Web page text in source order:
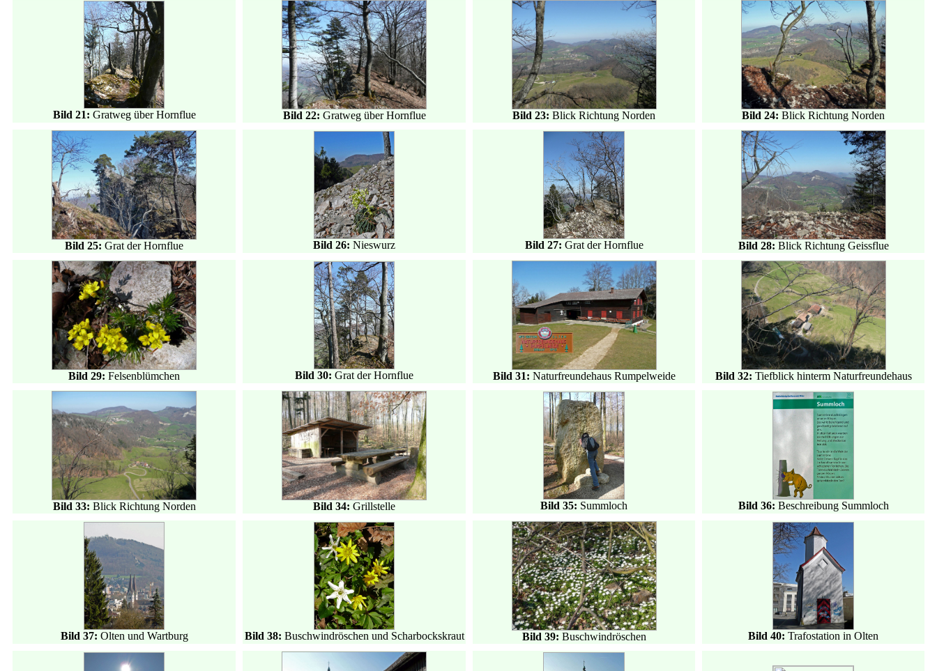
Bild 21: Gratweg über Hornflue Bild 22: Gratweg über Hornflue Bild 23: Blick Richtung Norden Bild 24: Blick Richtung Norden
Bild 25: Grat der Hornflue Bild 26: Nieswurz Bild 27: Grat der Hornflue Bild 28: Blick Richtung Geissflue
Bild 29: Felsenblümchen Bild 30: Grat der Hornflue Bild 31: Naturfreundehaus Rumpelweide Bild 32: Tiefblick hinterm Naturfreundehaus
Bild 33: Blick Richtung Norden Bild 34: Grillstelle Bild 35: Summloch Bild 36: Beschreibung Summloch
Bild 37: Olten und Wartburg Bild 38: Buschwindröschen und Scharbockskraut Bild 39: Buschwindröschen Bild 40: Trafostation in Olten